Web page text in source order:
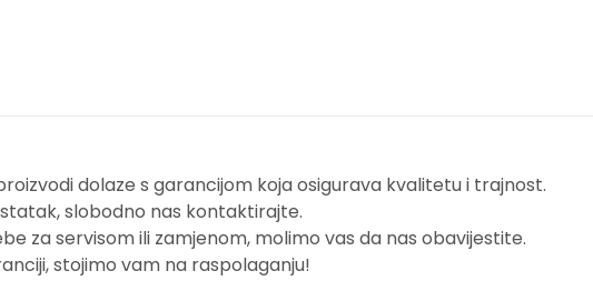
dolaze s garancijom koja osigurava kvalitetu i trajnost.
slobodno nas kontaktirajte.
za servisom ili zamjenom, molimo vas da nas obavijestite.
stojimo vam na raspolaganju!